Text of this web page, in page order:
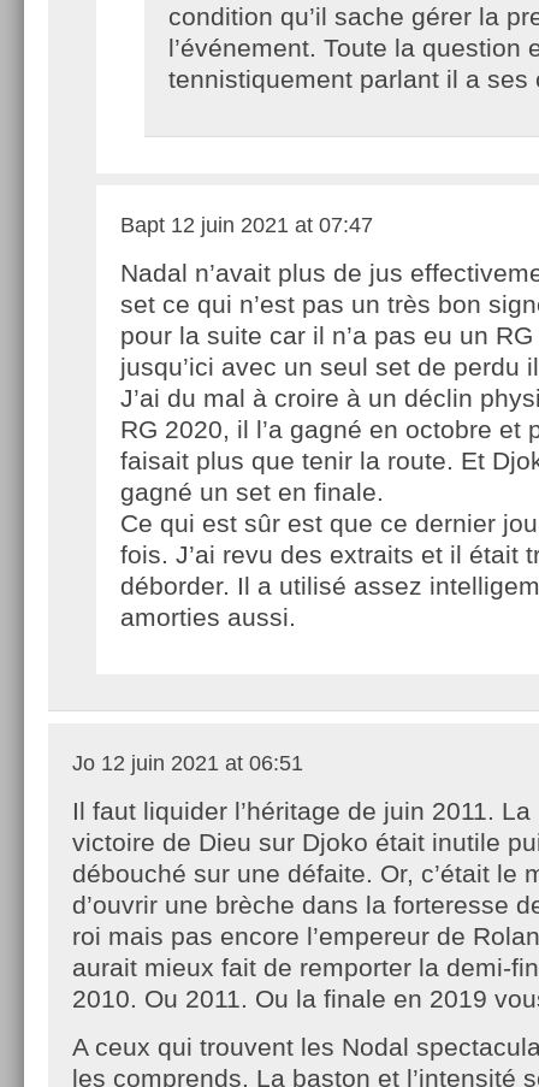
condition qu’il sache gérer la
l’événement. Toute la question
tennistiquement parlant il a ses
Bapt 12 juin 2021 at 07:47
Nadal n’avait plus de jus
set ce qui n’est pas un très bon
pour la suite car il n’a pas eu un
jusqu’ici avec un seul set de perdu
J’ai du mal à croire à un déclin
RG 2020, il l’a gagné en octobre et
faisait plus que tenir la route. Et
gagné un set en finale.
Ce qui est sûr est que ce dernier
fois. J’ai revu des extraits et il était
déborder. Il a utilisé assez
amorties aussi.
Jo 12 juin 2021 at 06:51
Il faut liquider l’héritage de juin 2011.
victoire de Dieu sur Djoko était inutile
débouché sur une défaite. Or, c’était le
d’ouvrir une brèche dans la forteresse
roi mais pas encore l’empereur de
aurait mieux fait de remporter la demi-
2010. Ou 2011. Ou la finale en 2019
A ceux qui trouvent les Nodal
les comprends. La baston et l’intensité